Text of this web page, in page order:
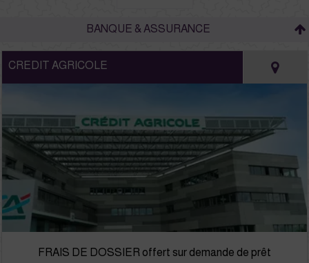
BANQUE & ASSURANCE
CREDIT AGRICOLE
FRAIS DE DOSSIER offert sur demande de prêt